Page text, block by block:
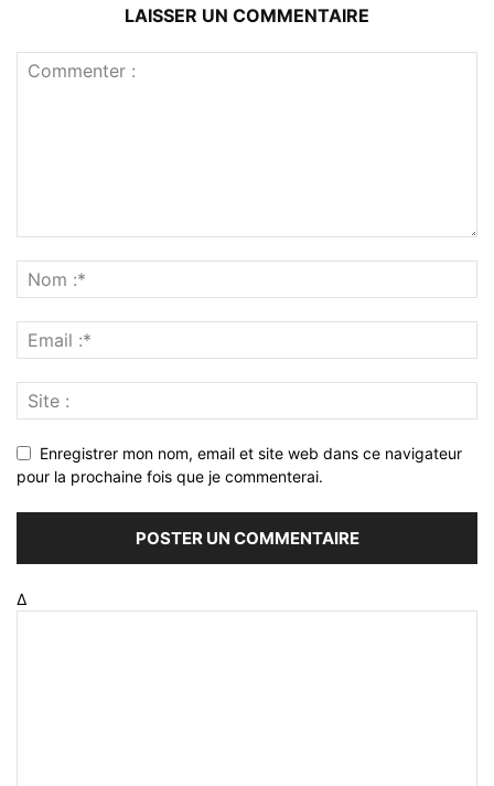
LAISSER UN COMMENTAIRE
Enregistrer mon nom, email et site web dans ce navigateur
pour la prochaine fois que je commenterai.
Δ